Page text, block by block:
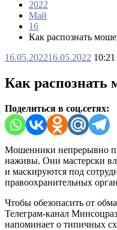
2022
Май
16
Как распознать
16.05.202216.05.2022 10:21
Как распознать
Поделиться в соц.сетях:
Мошенники непрерывно
наживы. Они мастерски
и маскируются под
правоохранительных
Чтобы обезопасить от
Телеграм-канал
напоминает о типичных